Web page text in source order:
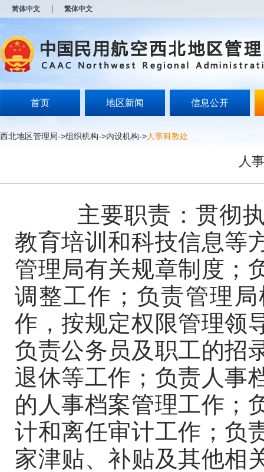
简体中文 繁体中文
首页 地区新闻 信息公开
西北地区管理局->组织机构->内设机构->人事科教处
人
主要职责：贯彻执
教育培训和科技信息等
管理局有关规章制度；
调整工作；负责管理
作，按规定权限管理领
负责公务员及职工的招
退休等工作；负责人事
的人事档案管理工作；
计和离任审计工作；负
家津贴、补贴及其他相
开
无
障
说
按
Alt
键